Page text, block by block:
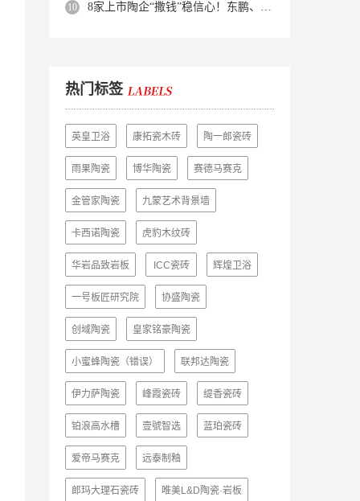
8家上市陶企“撒钱”稳信心！东鹏、蒙娜丽莎等启动回购增持
热门标签
英皇卫浴 康拓瓷木砖 陶一郎瓷砖
雨果陶瓷 博华陶瓷 赛德马赛克
金管家陶瓷 九蒙艺术背景墙
卡西诺陶瓷 虎豹木纹砖
华岩品致岩板 ICC瓷砖 辉煌卫浴
一号板匠研究院 协盛陶瓷
创域陶瓷 皇家铭豪陶瓷
小蜜蜂陶瓷（错误） 联邦达陶瓷
伊力萨陶瓷 峰霞瓷砖 缇香瓷砖
铂浪高水槽 壹號智选 蓝珀瓷砖
爱帝马赛克 远泰制釉
郎玛大理石瓷砖 唯美L&D陶瓷·岩板